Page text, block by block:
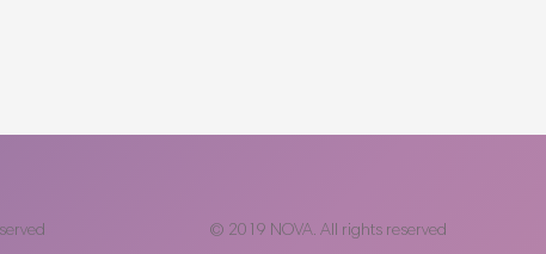
© 2019 NOVA. All rights reserved